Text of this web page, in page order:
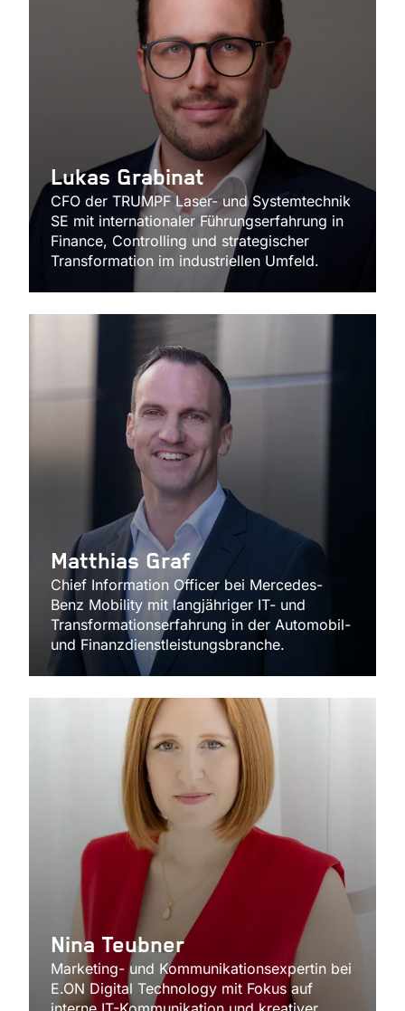
Lukas Grabinat
CFO der TRUMPF Laser- und Systemtechnik
SE mit internationaler Führungserfahrung in
Finance, Controlling und strategischer
Transformation im industriellen Umfeld.
Matthias Graf
Chief Information Officer bei Mercedes-
Benz Mobility mit langjähriger IT- und
Transformationserfahrung in der Automobil-
und Finanzdienstleistungsbranche.
Nina Teubner
Marketing- und Kommunikationsexpertin bei
E.ON Digital Technology mit Fokus auf